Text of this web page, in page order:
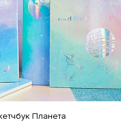
Планета